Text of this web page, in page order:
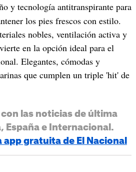
y tecnología antitranspirante para
los pies frescos con estilo.
nobles, ventilación activa y
en la opción ideal para el
Elegantes, cómodas y
que cumplen un triple 'hit' de
las noticias de última
España e Internacional.
app gratuita de El Nacional